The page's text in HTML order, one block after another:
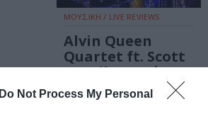
Do Not Process My Personal
ΜΟΥΣΙΚΗ / LIVE REVIEWS
Alvin Queen
Quartet ft. Scott
Hamilton: Δύο
σύγχρονοι
θρύλοι της jazz